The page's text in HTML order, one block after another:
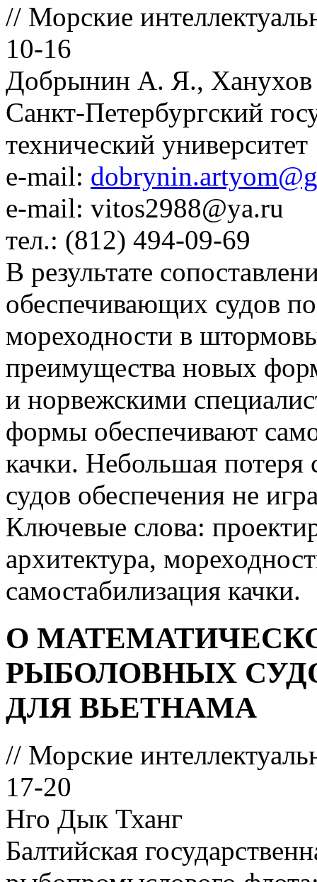
// Морские
10-16
Добрынин А. Я.,
Санкт-Петербургский
технический университет
e-mail:
e-mail: vitos2988@ya.ru
тел.: (812) 494-09-69
В результате
обеспечивающих судов
мореходности в
преимущества новых
и норвежскими
формы обеспечивают
качки. Небольшая потеря
судов обеспечения не
Ключевые слова:
архитектура,
самостабилизация качки.
О
РЫБОЛОВНЫХ
ДЛЯ ВЬЕТНАМА
// Морские
17-20
Нго Дык Тханг
Балтийская